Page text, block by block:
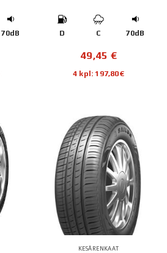
70dB D C 70dB
49,45 €
4 kpl: 197,80€
KESÄRENKAAT